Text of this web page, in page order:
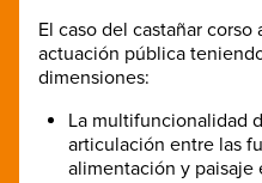
El caso del castañar corso
actuación pública
dimensiones:
La multifuncionalidad
articulación entre las
alimentación y paisaje